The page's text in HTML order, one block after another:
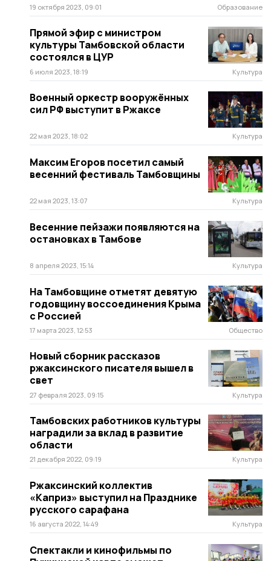
19 октября 2023, 09:01 Образование
Прямой эфир c министром
культуры Тамбовской области
состоялся в ЦУР
6 июля 2023, 18:19 Культура
Военный оркестр вооружённых
сил РФ выступит в Ржаксе
22 мая 2023, 18:02 Культура
Максим Егоров посетил самый
весенний фестиваль Тамбовщины
22 мая 2023, 13:07 Культура
Весенние пейзажи появляются на
остановках в Тамбове
8 апреля 2023, 15:14 Культура
На Тамбовщине отметят девятую
годовщину воссоединения Крыма
с Россией
17 марта 2023, 12:53 Общество
Новый сборник рассказов
ржаксинского писателя вышел в
свет
27 февраля 2023, 09:15 Культура
Тамбовских работников культуры
наградили за вклад в развитие
области
21 декабря 2022, 09:19 Культура
Ржаксинский коллектив
«Каприз» выступил на Празднике
русского сарафана
16 августа 2022, 14:49 Культура
Спектакли и кинофильмы по